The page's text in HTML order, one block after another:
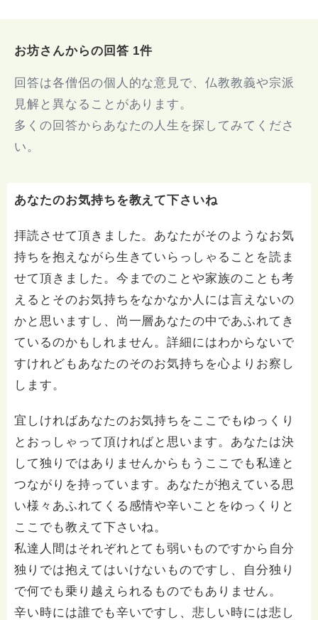
お坊さんからの回答 1件
回答は各僧侶の個人的な意見で、仏教教義や宗派
見解と異なることがあります。
多くの回答からあなたの人生を探してみてくださ
い。
あなたのお気持ちを教えて下さいね
拝読させて頂きました。あなたがそのようなお気
持ちを抱えながら生きていらっしゃることを読ま
せて頂きました。今までのことや家族のことも考
えるとそのお気持ちをなかなか人には言えないの
かと思いますし、尚一層あなたの中であふれてき
ているのかもしれません。詳細にはわからないで
すけれどもあなたのそのお気持ちを心よりお察し
します。
宜しければあなたのお気持ちをここでもゆっくり
とおっしゃって頂ければと思います。あなたは決
して独りではありませんからもうここでも私達と
つながりを持っています。あなたが抱えている思
い様々あふれてくる感情や辛いことをゆっくりと
ここでも教えて下さいね。
私達人間はそれぞれとても弱いものですから自分
独りでは抱えてはいけないものですし、自分独り
で何でも乗り越えられるものでもありません。
辛い時には誰でも辛いですし、悲しい時には悲し